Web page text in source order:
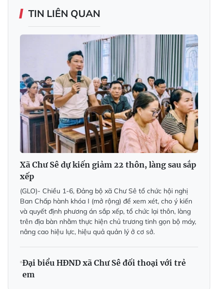
TIN LIÊN QUAN
Xã Chư Sê dự kiến giảm 22 thôn, làng sau sắp
xếp
(GLO)- Chiều 1-6, Đảng bộ xã Chư Sê tổ chức hội nghị
Ban Chấp hành khóa I (mở rộng) để xem xét, cho ý kiến
và quyết định phương án sắp xếp, tổ chức lại thôn, làng
trên địa bàn nhằm thực hiện chủ trương tinh gọn bộ máy,
nâng cao hiệu lực, hiệu quả quản lý ở cơ sở.
Đại biểu HĐND xã Chư Sê đối thoại với trẻ
em